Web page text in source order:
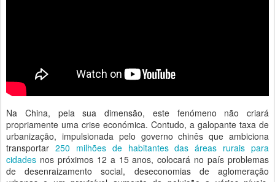
Na China, pela sua dimensão, este fenómeno não criará
propriamente uma crise económica. Contudo, a galopante taxa de
urbanização, impulsionada pelo governo chinês que ambiciona
transportar 250 milhões de habitantes das áreas rurais para
cidades nos próximos 12 a 15 anos, colocará no país problemas
de desenraizamento social, deseconomias de aglomeração